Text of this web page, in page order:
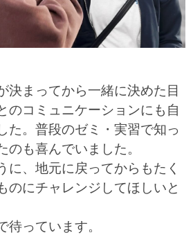
決まってから一緒に決めた目
のコミュニケーションにも自
た。普段のゼミ・実習で知っ
のも喜んでいました。
に、地元に戻ってからもたく
のにチャレンジしてほしいと
待っています。